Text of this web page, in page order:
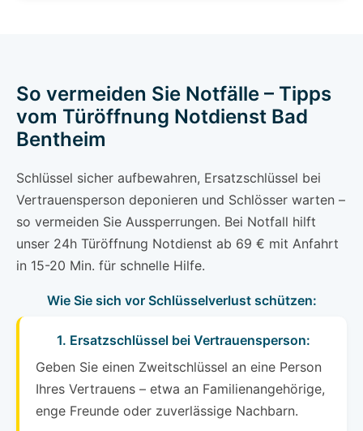
So vermeiden Sie Notfälle – Tipps
vom Türöffnung Notdienst Bad
Bentheim
Schlüssel sicher aufbewahren, Ersatzschlüssel bei
Vertrauensperson deponieren und Schlösser warten –
so vermeiden Sie Aussperrungen. Bei Notfall hilft
unser 24h Türöffnung Notdienst ab 69 € mit Anfahrt
in 15-20 Min. für schnelle Hilfe.
Wie Sie sich vor Schlüsselverlust schützen:
1. Ersatzschlüssel bei Vertrauensperson:
Geben Sie einen Zweitschlüssel an eine Person
Ihres Vertrauens – etwa an Familienangehörige,
enge Freunde oder zuverlässige Nachbarn.